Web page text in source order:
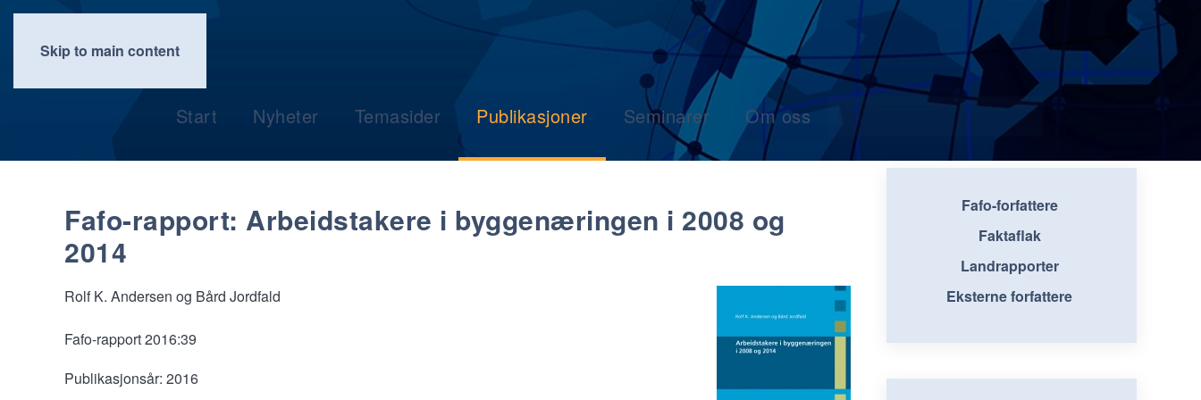
Skip to main content
Start Nyheter Temasider Publikasjoner Seminarer Om oss
Fafo-rapport: Arbeidstakere i byggenæringen i 2008 og
2014
Rolf K. Andersen og Bård Jordfald
Fafo-rapport 2016:39
Publikasjonsår: 2016
Fafo-forfattere
Faktaflak
Landrapporter
Eksterne forfattere